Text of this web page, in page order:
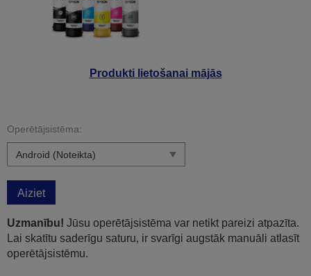
Produkti lietošanai mājās
Operētājsistēma:
Aiziet
Uzmanību! Jūsu operētājsistēma var netikt pareizi atpazīta.
Lai skatītu saderīgu saturu, ir svarīgi augstāk manuāli atlasīt
operētājsistēmu.